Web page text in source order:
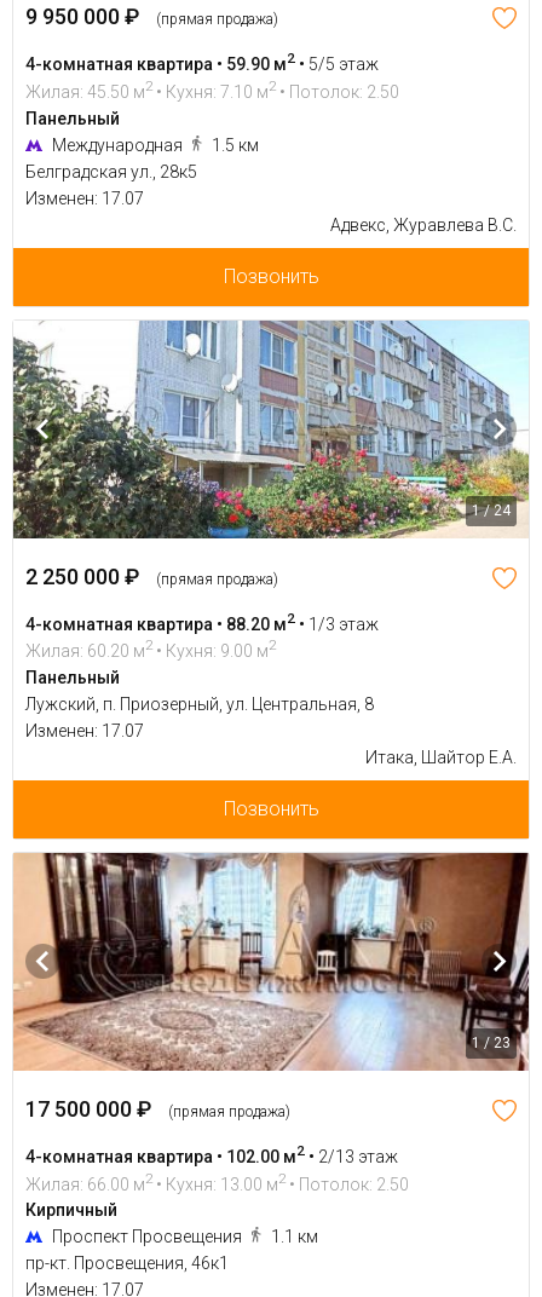
9 950 000 ₽ (прямая продажа)
4-комнатная квартира • 59.90 м2 • 5/5 этаж
Жилая: 45.50 м2 • Кухня: 7.10 м2 • Потолок: 2.50
Панельный
Международная
1.5 км
Белградская ул., 28к5
Изменен: 17.07
Адвекс, Журавлева В.С.
Позвонить
1 / 24
2 250 000 ₽ (прямая продажа)
4-комнатная квартира • 88.20 м2 • 1/3 этаж
Жилая: 60.20 м2 • Кухня: 9.00 м2
Панельный
Лужский, п. Приозерный, ул. Центральная, 8
Изменен: 17.07
Итака, Шайтор Е.А.
Позвонить
1 / 23
17 500 000 ₽ (прямая продажа)
4-комнатная квартира • 102.00 м2 • 2/13 этаж
Жилая: 66.00 м2 • Кухня: 13.00 м2 • Потолок: 2.50
Кирпичный
Проспект Просвещения
1.1 км
пр-кт. Просвещения, 46к1
Изменен: 17.07